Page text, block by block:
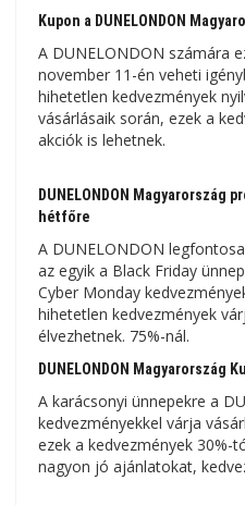
Kupon a DUNELONDON
A DUNELONDON számára
november 11-én veheti
hihetetlen kedvezmények
vásárlásaik során, ezek a
akciók is lehetnek.
DUNELONDON Magyarország
hétfőre
A DUNELONDON
az egyik a Black Friday
Cyber ​​​​Monday
hihetetlen kedvezmények
élvezhetnek. 75%-nál.
DUNELONDON Magyarország
A karácsonyi ünnepekre a
kedvezményekkel várja
ezek a kedvezmények 30%-
nagyon jó ajánlatokat,